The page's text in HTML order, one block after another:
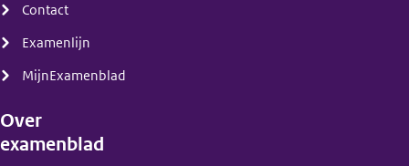
Contact
Examenlijn
MijnExamenblad
Over
examenblad